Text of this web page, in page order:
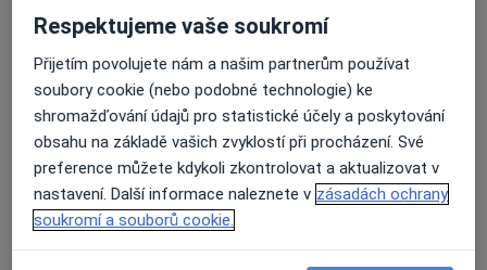
Praktická lékařka pro děti a dorost
Komenského 5, Fryšták76316
Přiblížit mapuse otevře v nové záložce
Dostupnost
Na této adrese online kalendář není aktivní
Respektujeme vaše soukromí
Přijetím povolujete nám a našim partnerům používat
soubory cookie (nebo podobné technologie) ke
shromažďování údajů pro statistické účely a poskytování
obsahu na základě vašich zvyklostí při procházení. Své
preference můžete kdykoli zkontrolovat a aktualizovat v
nastavení. Další informace naleznete v zásadách ochrany
soukromí a souborů cookie.